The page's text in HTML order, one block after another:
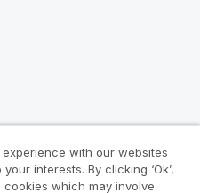
with our websites
interests. By clicking ‘Ok’,
which may involve